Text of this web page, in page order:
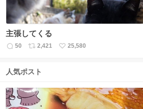
主張してくる
返
数
50
リ
ス
数
2,421
い
25,580
人気ポスト